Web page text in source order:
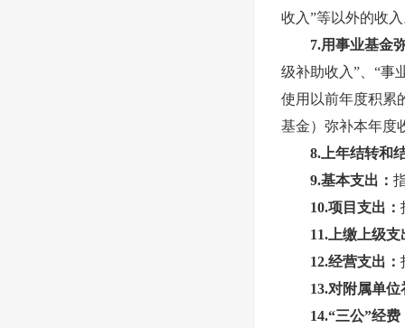
收入”等以外的收
7.用事业基金
级补助收入”、“事
使用以前年度积累
基金）弥补本年度
8.上年结转和
9.基本支出：
10.项目支出：
11.上缴上级支
12.经营支出：
13.对附属单
14.“三公”经费